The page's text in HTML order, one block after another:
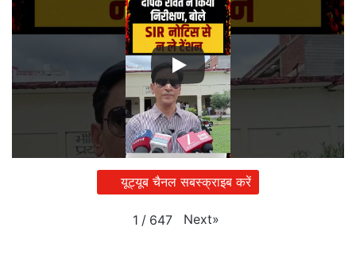
यूट्यूब चैनल सबस्क्राइब करें
1 / 647 Next»